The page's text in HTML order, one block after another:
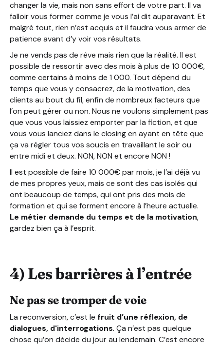
changer la vie, mais non sans effort de votre part. Il va
falloir vous former comme je vous l’ai dit auparavant. Et
malgré tout, rien n’est acquis et il faudra vous armer de
patience avant d’y voir vos résultats.
Je ne vends pas de rêve mais rien que la réalité. Il est
possible de ressortir avec des mois à plus de 10 000€,
comme certains à moins de 1 000. Tout dépend du
temps que vous y consacrez, de la motivation, des
clients au bout du fil, enfin de nombreux facteurs que
l’on peut gérer ou non. Nous ne voulons simplement pas
que vous vous laissiez emporter par la fiction, et que
vous vous lanciez dans le closing en ayant en tête que
ça va régler tous vos soucis en travaillant le soir ou
entre midi et deux. NON, NON et encore NON !
Il est possible de faire 10 000€ par mois, je l’ai déjà vu
de mes propres yeux, mais ce sont des cas isolés qui
ont beaucoup de temps, qui ont pris des mois de
formation et qui se forment encore à l’heure actuelle.
Le métier demande du temps et de la motivation,
gardez bien ça à l’esprit.
4) Les barrières à l’entrée
Ne pas se tromper de voie
La reconversion, c’est le fruit d’une réflexion, de
dialogues, d'interrogations. Ça n’est pas quelque
chose qu’on décide du jour au lendemain. C’est encore